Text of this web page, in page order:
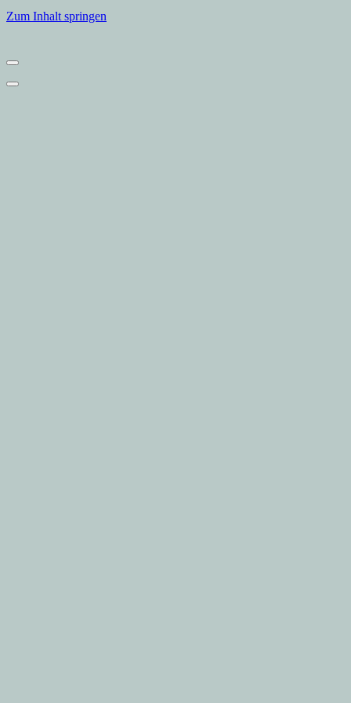
Zum Inhalt springen